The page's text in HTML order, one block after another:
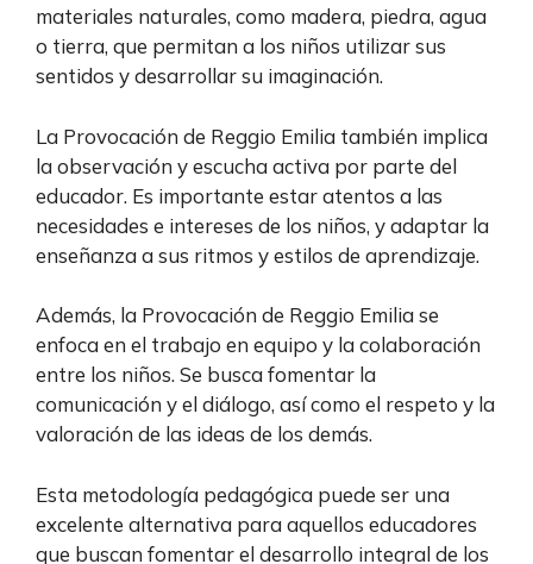
materiales naturales, como madera, piedra, agua
o tierra, que permitan a los niños utilizar sus
sentidos y desarrollar su imaginación.
La Provocación de Reggio Emilia también implica
la observación y escucha activa por parte del
educador. Es importante estar atentos a las
necesidades e intereses de los niños, y adaptar la
enseñanza a sus ritmos y estilos de aprendizaje.
Además, la Provocación de Reggio Emilia se
enfoca en el trabajo en equipo y la colaboración
entre los niños. Se busca fomentar la
comunicación y el diálogo, así como el respeto y la
valoración de las ideas de los demás.
Esta metodología pedagógica puede ser una
excelente alternativa para aquellos educadores
que buscan fomentar el desarrollo integral de los